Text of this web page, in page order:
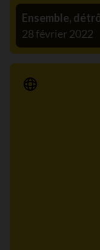
Ensemble,
28 février 2022
Communiqué